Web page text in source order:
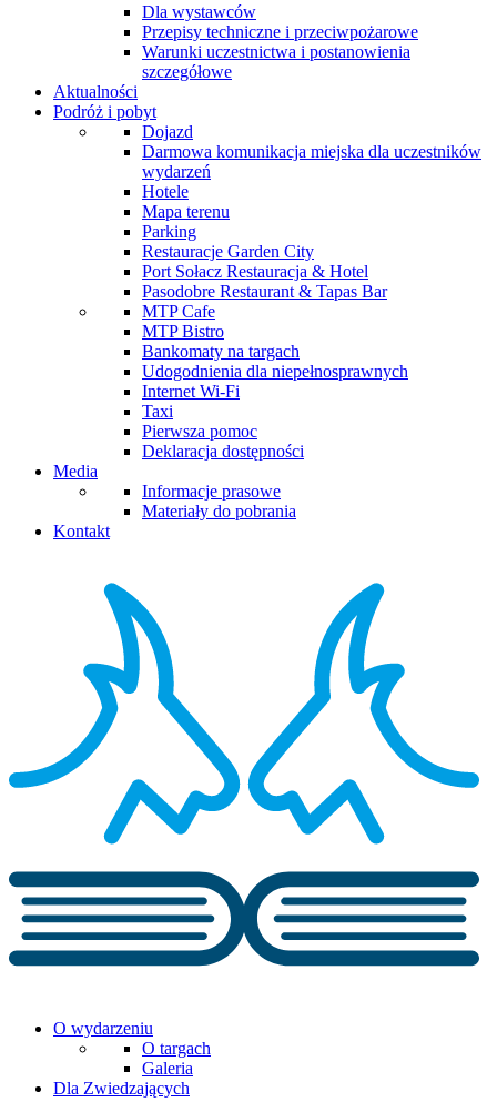
Dla wystawców
Przepisy techniczne i przeciwpożarowe
Warunki uczestnictwa i postanowienia
szczegółowe
Aktualności
Podróż i pobyt
Dojazd
Darmowa komunikacja miejska dla uczestników
wydarzeń
Hotele
Mapa terenu
Parking
Restauracje Garden City
Port Sołacz Restauracja & Hotel
Pasodobre Restaurant & Tapas Bar
MTP Cafe
MTP Bistro
Bankomaty na targach
Udogodnienia dla niepełnosprawnych
Internet Wi-Fi
Taxi
Pierwsza pomoc
Deklaracja dostępności
Media
Informacje prasowe
Materiały do pobrania
Kontakt
O wydarzeniu
O targach
Galeria
Dla Zwiedzających